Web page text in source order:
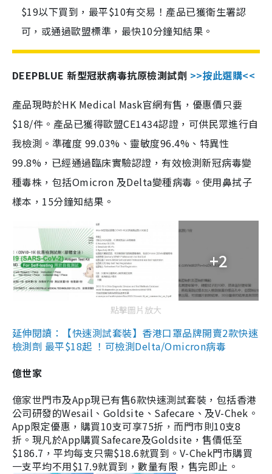
$19以下買到，最平$10有交易！產品已獲衛生署認
可，或通過歐盟標準，最快10分鐘知結果。
DEEPBLUE 新型冠狀病毒抗原檢測試劑 >>按此選購<<
產品現時於HK Medical Mask官網有售，優惠價只要
$18/件。產品已獲得歐盟CE1434認證，可供民眾進行自
我檢測。準確度 99.03%、靈敏度96.4%、特異性
99.8%，已經通過臨床實驗認證，有效檢測新冠病毒變
種毒株，包括Omicron 及Delta變種病毒。使用鼻拭子
樣本，15分鐘知結果。
+2
點擊圖片放大
延伸閱讀：【快速測試套裝】香港口罩品牌開賣2款快速
檢測劑 最平$18起 ！可檢測Delta/Omicron病毒
億世家
億家世門市及App現已有售6款快速測試套裝，包括香港
公司研發的Wesail、Goldsite、Safecare、及V-Chek。
App限定優惠，購買10支可享75折，而門市則10支8
折。現凡於App購買Safecare及Goldsite，售價低至
$186.7，平均每支只需$18.6就買到。V-Chek門市購買
一支平均不用$17.9就買到，數量有限，售完即止。